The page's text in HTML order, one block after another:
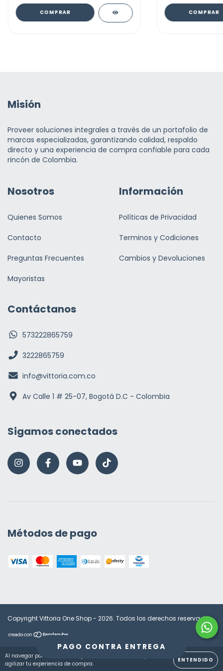
Al navegar por este sitio
agilizar tu experiencia de compra.
ENTENDIDO
PAGO CONTRA ENTREGA
COMPRAR COMPRAR
Misión
Proveer soluciones integrales a través de un portafolio de
marcas especializadas, garantizando calidad, respaldo
directo y una experiencia de compra confiable para cada
rincón de Colombia.
Nosotros
Quienes Somos
Contacto
Preguntas Frecuentes
Mayoristas
Información
Políticas de Privacidad
Terminos y Codiciones
Cambios y Devoluciones
Contáctanos
573222865759
3222865759
info@vittoria.com.co
Av Calle 1 # 25-07, Bogotá D.C - Colombia
Sigamos conectados
Métodos de pago
Copyright Vittoria One Shop - 2026. Todos los derechos reservados.